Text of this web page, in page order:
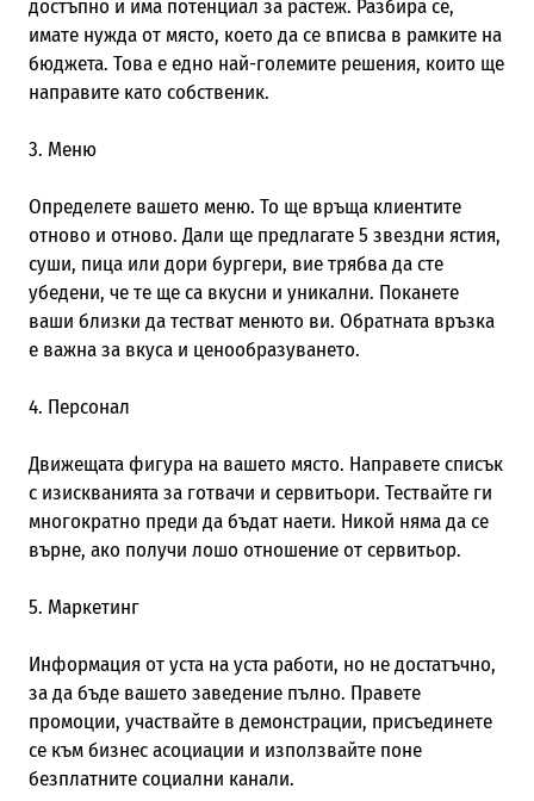
достъпно и има потенциал за растеж. Разбира се,
имате нужда от място, което да се вписва в рамките на
бюджета. Това е едно най-големите решения, които ще
направите като собственик.
3. Меню
Определете вашето меню. То ще връща клиентите
отново и отново. Дали ще предлагате 5 звездни ястия,
суши, пица или дори бургери, вие трябва да сте
убедени, че те ще са вкусни и уникални. Поканете
ваши близки да тестват менюто ви. Обратната връзка
е важна за вкуса и ценообразуването.
4. Персонал
Движещата фигура на вашето място. Направете списък
с изискванията за готвачи и сервитьори. Тествайте ги
многократно преди да бъдат наети. Никой няма да се
върне, ако получи лошо отношение от сервитьор.
5. Маркетинг
Информация от уста на уста работи, но не достатъчно,
за да бъде вашето заведение пълно. Правете
промоции, участвайте в демонстрации, присъединете
се към бизнес асоциации и използвайте поне
безплатните социални канали.